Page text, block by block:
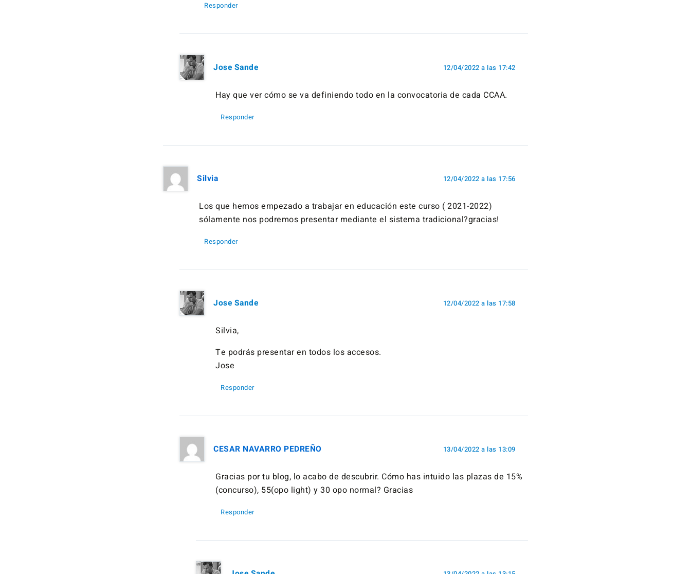
Responder
Jose Sande 12/04/2022 a las 17:42
Hay que ver cómo se va definiendo todo en la convocatoria de cada CCAA.
Responder
Silvia 12/04/2022 a las 17:56
Los que hemos empezado a trabajar en educación este curso ( 2021-2022)
sólamente nos podremos presentar mediante el sistema tradicional?gracias!
Responder
Jose Sande 12/04/2022 a las 17:58
Silvia,
Te podrás presentar en todos los accesos.
Jose
Responder
CESAR NAVARRO PEDREÑO 13/04/2022 a las 13:09
Gracias por tu blog, lo acabo de descubrir. Cómo has intuido las plazas de 15%
(concurso), 55(opo light) y 30 opo normal? Gracias
Responder